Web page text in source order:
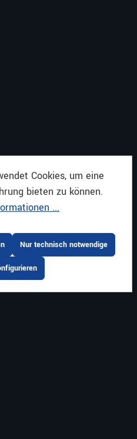
Cookies, um eine
bieten zu können.
...
Nur technisch notwendige